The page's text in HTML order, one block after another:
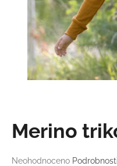
Průměrné
Neohodnoceno
MerinoHLEDAT